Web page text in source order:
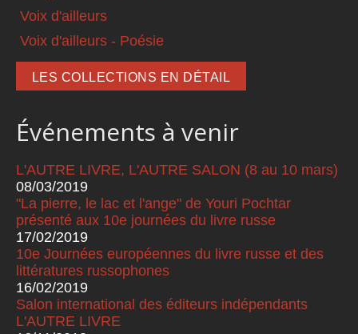
Voix d'ailleurs
Voix d'ailleurs - Poésie
LES COLLECTIONS EN DÉTAIL
Événements à venir
L'AUTRE LIVRE, L'AUTRE SALON (8 au 10 mars)
08/03/2019
"La pierre, le lac et l'ange" de Youri Pochtar
présenté aux 10e journées du livre russe
17/02/2019
10e Journées européennes du livre russe et des
littératures russophones
16/02/2019
Salon international des éditeurs indépendants
L'AUTRE LIVRE